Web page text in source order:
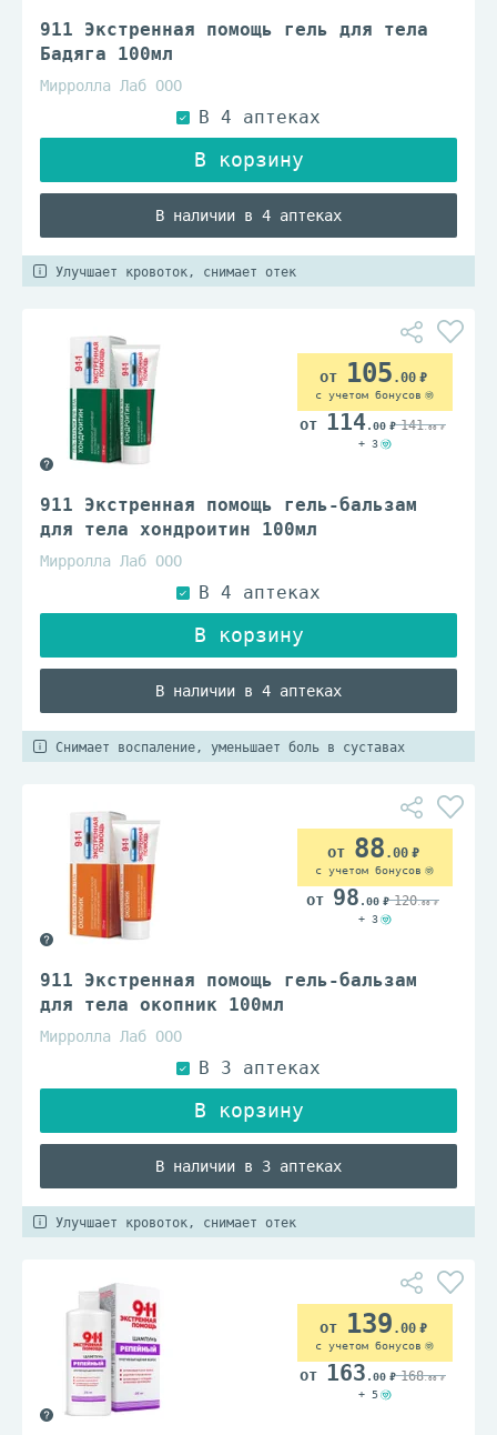
911 Экстренная помощь гель для тела
Бадяга 100мл
Мирролла Лаб ООО
В наличии в 4 аптеках
Улучшает кровоток, снимает отек
911 Экстренная помощь гель-бальзам
для тела хондроитин 100мл
Мирролла Лаб ООО
В наличии в 4 аптеках
105 .00
с учетом бонусов
114.00 141.00
+ 3
Снимает воспаление, уменьшает боль в суставах
911 Экстренная помощь гель-бальзам
для тела окопник 100мл
Мирролла Лаб ООО
В наличии в 3 аптеках
88 .00
с учетом бонусов
98 .00 120.00
+ 3
Улучшает кровоток, снимает отек
139 .00
с учетом бонусов
163 .00 168.00
+ 5